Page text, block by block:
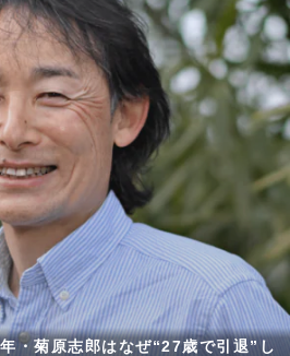
・菊原志郎はなぜ“27歳で引退”し